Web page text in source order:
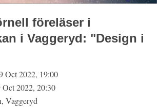
föreläser i
i Vaggeryd: "Design i
Oct 2022, 19:00
Oct 2022, 20:30
Vaggeryd